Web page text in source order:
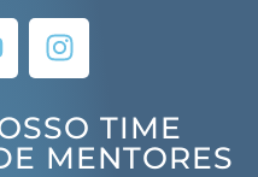
TIME
MENTORES